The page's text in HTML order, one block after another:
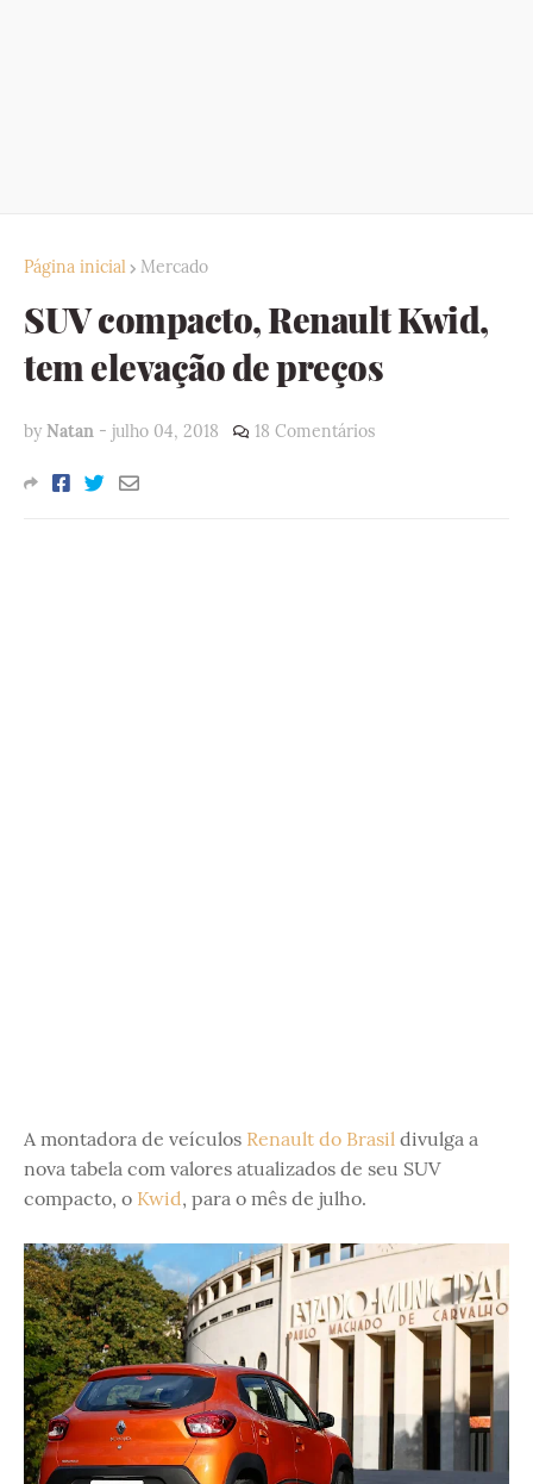
Página inicial Mercado
SUV compacto, Renault Kwid,
tem elevação de preços
by Natan - julho 04, 2018 18 Comentários
A montadora de veículos Renault do Brasil divulga a
nova tabela com valores atualizados de seu SUV
compacto, o Kwid, para o mês de julho.